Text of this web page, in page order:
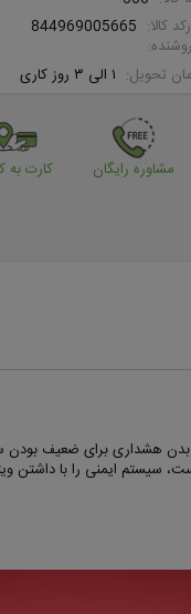
کالا: 844969005665
تحویل: ۱ الی ۳ روز کاری
مشاوره رایگان کارت به
در بدن هشداری برای